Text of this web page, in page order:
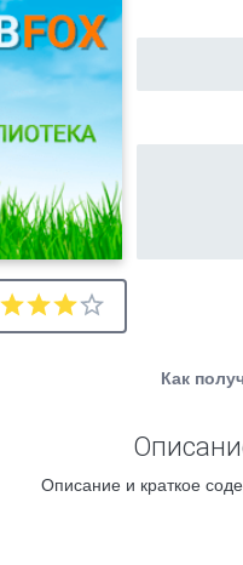
Как
Описание и краткое